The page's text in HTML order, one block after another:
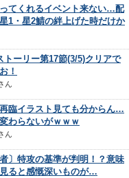
てくれるイベント来ない…配
1・星2鯖の絆上げた時だけか
ーリー第17節(3/5)クリアで
！
ん
臨イラスト見ても分からん…
わらないがｗｗｗ
ん
〕特攻の基準が判明！？意味
ると感慨深いものが…